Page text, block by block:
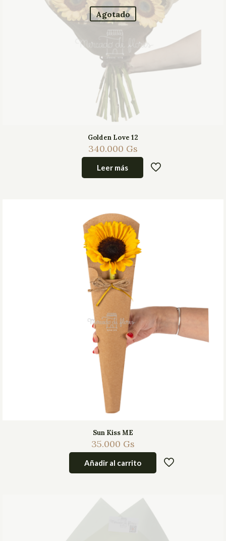
Agotado
Golden Love 12
340.000 Gs
Leer más
Sun Kiss ME
35.000 Gs
Añadir al carrito